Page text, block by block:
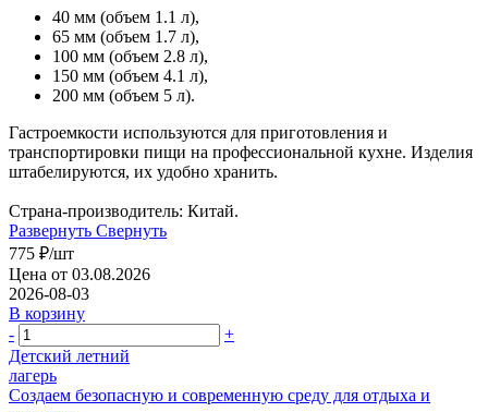
40 мм (объем 1.1 л),
65 мм (объем 1.7 л),
100 мм (объем 2.8 л),
150 мм (объем 4.1 л),
200 мм (объем 5 л).
Гастроемкости используются для приготовления и
транспортировки пищи на профессиональной кухне. Изделия
штабелируются, их удобно хранить.
Страна-производитель: Китай.
Развернуть Свернуть
775 ₽/шт
Цена от 03.08.2026
2026-08-03
В корзину
-
+
Детский летний
лагерь
Создаем безопасную и современную среду для отдыха и